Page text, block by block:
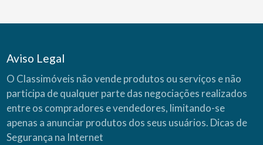
Aviso Legal
O Classimóveis não vende produtos ou serviços e não
participa de qualquer parte das negociações realizados
entre os compradores e vendedores, limitando-se
apenas a anunciar produtos dos seus usuários. Dicas de
Segurança na Internet